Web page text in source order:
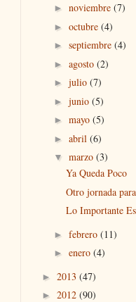
► noviembre (7)
► octubre (4)
► septiembre (4)
► agosto (2)
► julio (7)
► junio (5)
► mayo (5)
► abril (6)
▼ marzo (3)
Ya Queda Poco
Otro jornada
Lo Importante
► febrero (11)
► enero (4)
► 2013 (47)
► 2012 (90)